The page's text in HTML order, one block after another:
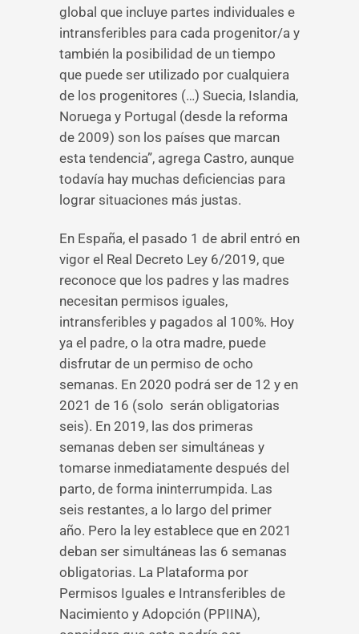
global que incluye partes individuales e
intransferibles para cada progenitor/a y
también la posibilidad de un tiempo
que puede ser utilizado por cualquiera
de los progenitores (…) Suecia, Islandia,
Noruega y Portugal (desde la reforma
de 2009) son los países que marcan
esta tendencia”, agrega Castro, aunque
todavía hay muchas deficiencias para
lograr situaciones más justas.
En España, el pasado 1 de abril entró en
vigor el Real Decreto Ley 6/2019, que
reconoce que los padres y las madres
necesitan permisos iguales,
intransferibles y pagados al 100%. Hoy
ya el padre, o la otra madre, puede
disfrutar de un permiso de ocho
semanas. En 2020 podrá ser de 12 y en
2021 de 16 (solo serán obligatorias
seis). En 2019, las dos primeras
semanas deben ser simultáneas y
tomarse inmediatamente después del
parto, de forma ininterrumpida. Las
seis restantes, a lo largo del primer
año. Pero la ley establece que en 2021
deban ser simultáneas las 6 semanas
obligatorias. La Plataforma por
Permisos Iguales e Intransferibles de
Nacimiento y Adopción (PPIINA),